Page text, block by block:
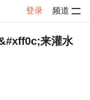
登录 频道
详情
来灌水